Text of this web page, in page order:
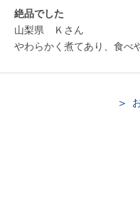
絶品でした
山梨県 Ｋさん
やわらかく煮てあり、食べ